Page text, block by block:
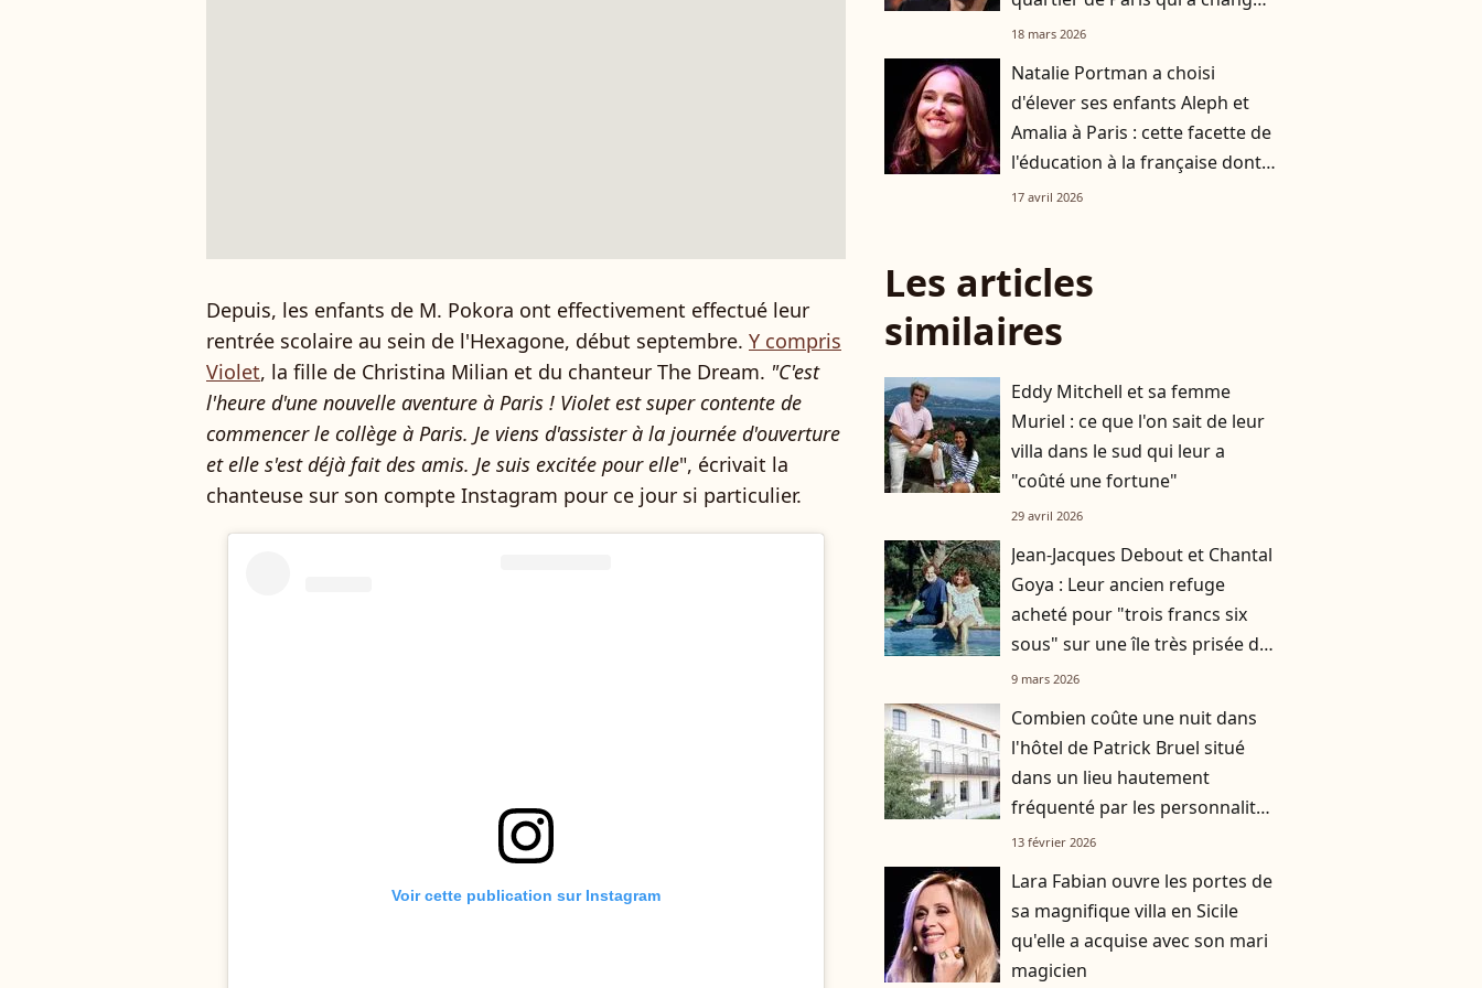
Depuis, les enfants de M. Pokora ont effectivement effectué leur
rentrée scolaire au sein de l'Hexagone, début septembre. Y compris
Violet, la fille de Christina Milian et du chanteur The Dream. "C'est
l'heure d'une nouvelle aventure à Paris ! Violet est super contente de
commencer le collège à Paris. Je viens d'assister à la journée d'ouverture
et elle s'est déjà fait des amis. Je suis excitée pour elle", écrivait la
chanteuse sur son compte Instagram pour ce jour si particulier.
Voir cette publication sur Instagram
du tout au tout
18 mars 2026
Natalie Portman a choisi
d'élever ses enfants Aleph et
Amalia à Paris : cette facette de
l'éducation à la française dont
elle est fan
17 avril 2026
Les articles
similaires
Eddy Mitchell et sa femme
Muriel : ce que l'on sait de leur
villa dans le sud qui leur a
"coûté une fortune"
29 avril 2026
Jean-Jacques Debout et Chantal
Goya : Leur ancien refuge
acheté pour "trois francs six
sous" sur une île très prisée de
la côte Atlantique
9 mars 2026
Combien coûte une nuit dans
l'hôtel de Patrick Bruel situé
dans un lieu hautement
fréquenté par les personnalités
?
13 février 2026
Lara Fabian ouvre les portes de
sa magnifique villa en Sicile
qu'elle a acquise avec son mari
magicien